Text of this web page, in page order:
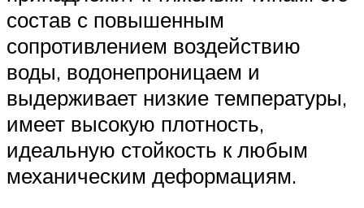
состав с повышенным
сопротивлением воздействию
воды, водонепроницаем и
выдерживает низкие температуры,
имеет высокую плотность,
идеальную стойкость к любым
механическим деформациям.